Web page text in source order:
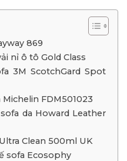
869
nỉ ô tô Gold Class
3M ScotchGard Spot
FDM501023
da Howard Leather
Clean 500ml UK
sofa Ecosophy